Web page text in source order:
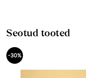
Seotud tooted
-30%